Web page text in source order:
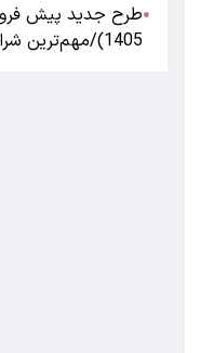
●طرح جدید پیش
1405)/مهم‌ترین شرایط ثبت‌نام/جدول